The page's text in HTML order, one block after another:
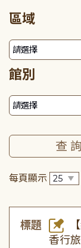
區域
館別
每頁顯示
標題
香行